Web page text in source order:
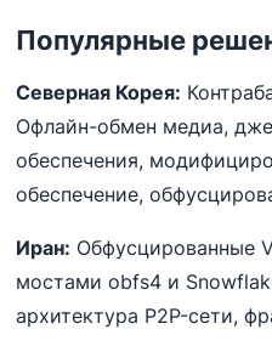
Популярные
Северная Корея:
Офлайн-обмен медиа,
обеспечения,
обеспечение,
Иран: Обфусцированные
мостами obfs4 и
архитектура P2P-сети,